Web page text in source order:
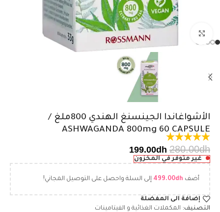
اضغط للتكبير
الأشواغاندا الجينسنغ الهندي 800ملغ /
ASHWAGANDA 800mg 60 CAPSULE
280.00dh
199.00dh
غير متوفر في المخزون
أضف 499.00dh إلى السلة واحصل على التوصيل المجاني!
إضافة الى المفضلة
التصنيف: المكملات الغذائية و الفيتامينات